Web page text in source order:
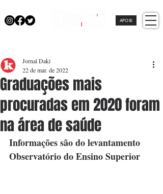
APOIE
Graduações mais
procuradas em 2020 foram
na área de saúde
Jornal Daki
22 de mar. de 2022
Informações são do levantamento
Observatório do Ensino Superior